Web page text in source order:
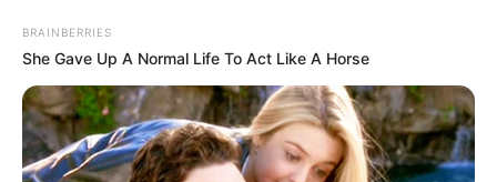
BRAINBERRIES
She Gave Up A Normal Life To Act Like A Horse